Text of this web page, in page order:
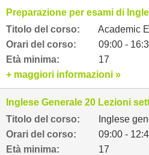
Preparazione per esami di
Titolo del corso:
Academic
Orari del corso:
09:00 -
Età minima:
17
+ maggiori informazioni »
Inglese Generale 20 Lezioni
Titolo del corso:
Inglese
Orari del corso:
09:00 -
Età minima:
17